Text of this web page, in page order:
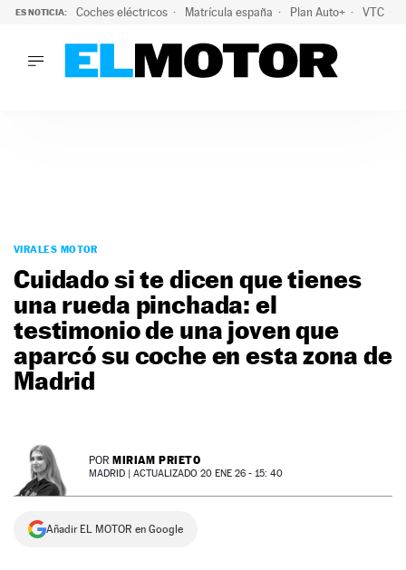
ES NOTICIA: Coches eléctricos Matrícula españa Plan Auto+ VTC
PODCAST
MOTOS
TECNOLOGÍA
SUPERCOCHES
PREMIOS
SERVICIOS
SÍGUENOS
VIRALES MOTOR
Cuidado si te dicen que tienes
una rueda pinchada: el
testimonio de una joven que
aparcó su coche en esta zona de
Madrid
POR MIRIAM PRIETO
MADRID | ACTUALIZADO 20 ENE 26 - 15: 40
Añadir EL MOTOR en Google